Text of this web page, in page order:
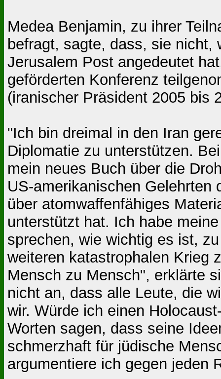
Medea Benjamin, zu ihrer
befragt, sagte, dass, sie nicht,
Jerusalem Post angedeutet
geförderten Konferenz
(iranischer Präsident 2005 bis
"Ich bin dreimal in den Iran
Diplomatie zu unterstützen.
mein neues Buch über die
US-amerikanischen Gelehrten
über atomwaffenfähiges
unterstützt hat. Ich habe
sprechen, wie wichtig es ist,
weiteren katastrophalen Krieg
Mensch zu Mensch", erklärte
nicht an, dass alle Leute, die
wir. Würde ich einen
Worten sagen, dass seine
schmerzhaft für jüdische
argumentiere ich gegen jeden